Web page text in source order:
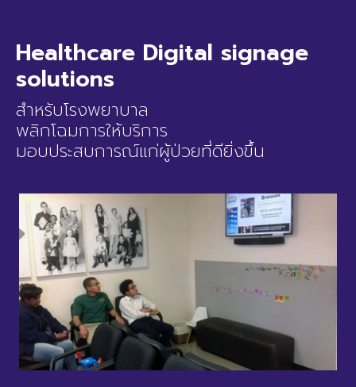
Healthcare Digital signage
solutions
สำหรับโรงพยาบาล
พลิกโฉมการให้บริการ
มอบประสบการณ์แก่ผู้ป่วยที่ดียิ่งขึ้น